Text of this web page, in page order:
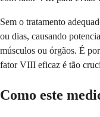
Sem o tratamento
ou dias, causando
músculos ou órgãos. É
fator VIII eficaz é tão
Como este